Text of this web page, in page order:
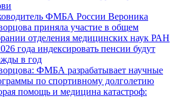
ФМБА России Вероника
приняла участие в общем
отделения медицинских наук РАН
года индексировать пенсии будут
в год
ФМБА разрабатывает научные
по спортивному долголетию
помощь и медицина катастроф: